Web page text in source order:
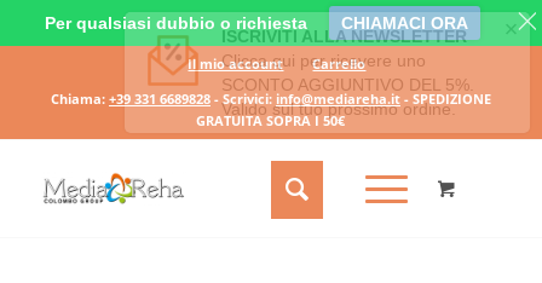
Il mio account
Carrello
Chiama: +39 331 6689828- Scrivici: info@mediareha.it- SPEDIZIONE
GRATUITA SOPRA I 50€
Per qualsiasi dubbio o richiesta CHIAMACI ORA